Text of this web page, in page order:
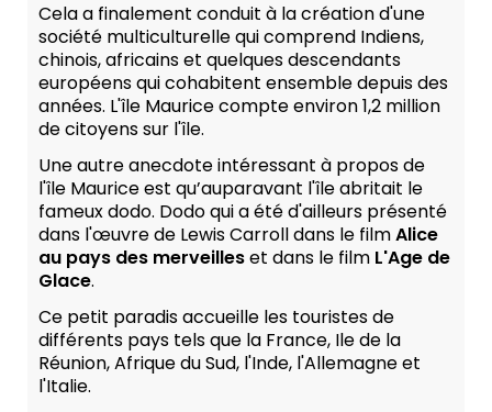
Cela a finalement conduit à la création d'une
société multiculturelle qui comprend Indiens,
chinois, africains et quelques descendants
européens qui cohabitent ensemble depuis des
années. L'île Maurice compte environ 1,2 million
de citoyens sur l'île.
Une autre anecdote intéressant à propos de
l'île Maurice est qu’auparavant l'île abritait le
fameux dodo. Dodo qui a été d'ailleurs présenté
dans l'œuvre de Lewis Carroll dans le filmAlice
au pays des merveilleset dans le film L'Age de
Glace.
Ce petit paradis accueille les touristes de
différents pays tels que la France, Ile de la
Réunion, Afrique du Sud, l'Inde, l'Allemagne et
l'Italie.